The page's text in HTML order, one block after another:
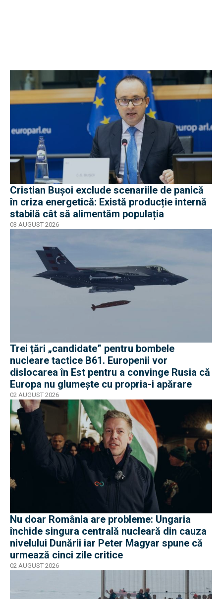
Cristian Bușoi exclude scenariile de panică
în criza energetică: Există producție internă
stabilă cât să alimentăm populația
03 AUGUST 2026
Trei țări „candidate” pentru bombele
nucleare tactice B61. Europenii vor
dislocarea în Est pentru a convinge Rusia că
Europa nu glumește cu propria-i apărare
02 AUGUST 2026
Nu doar România are probleme: Ungaria
închide singura centrală nucleară din cauza
nivelului Dunării iar Peter Magyar spune că
urmează cinci zile critice
02 AUGUST 2026